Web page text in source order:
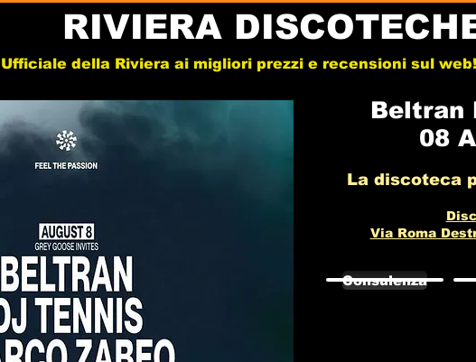
RIVIERA
della Riviera ai migliori prezzi e recensioni sul
Beltran
08
La discoteca
Via Roma
Consulenza